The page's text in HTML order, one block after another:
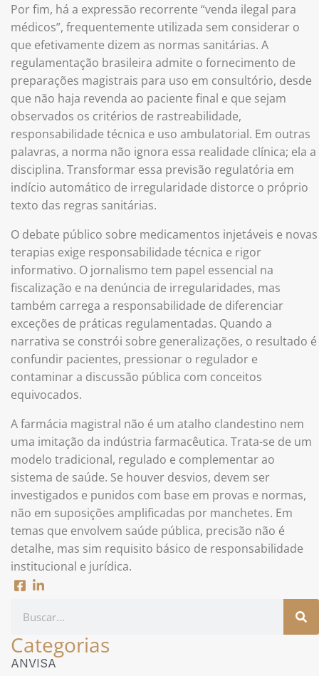
Por fim, há a expressão recorrente “venda ilegal para
médicos”, frequentemente utilizada sem considerar o
que efetivamente dizem as normas sanitárias. A
regulamentação brasileira admite o fornecimento de
preparações magistrais para uso em consultório, desde
que não haja revenda ao paciente final e que sejam
observados os critérios de rastreabilidade,
responsabilidade técnica e uso ambulatorial. Em outras
palavras, a norma não ignora essa realidade clínica; ela a
disciplina. Transformar essa previsão regulatória em
indício automático de irregularidade distorce o próprio
texto das regras sanitárias.
O debate público sobre medicamentos injetáveis e novas
terapias exige responsabilidade técnica e rigor
informativo. O jornalismo tem papel essencial na
fiscalização e na denúncia de irregularidades, mas
também carrega a responsabilidade de diferenciar
exceções de práticas regulamentadas. Quando a
narrativa se constrói sobre generalizações, o resultado é
confundir pacientes, pressionar o regulador e
contaminar a discussão pública com conceitos
equivocados.
A farmácia magistral não é um atalho clandestino nem
uma imitação da indústria farmacêutica. Trata-se de um
modelo tradicional, regulado e complementar ao
sistema de saúde. Se houver desvios, devem ser
investigados e punidos com base em provas e normas,
não em suposições amplificadas por manchetes. Em
temas que envolvem saúde pública, precisão não é
detalhe, mas sim requisito básico de responsabilidade
institucional e jurídica.
Categorias
ANVISA